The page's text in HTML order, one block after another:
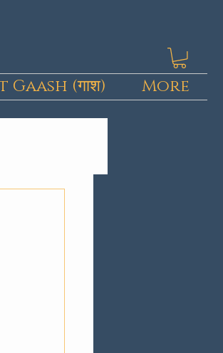
(गाश) More